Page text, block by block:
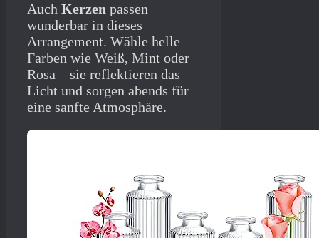
Auch Kerzen passen
wunderbar in dieses
Arrangement. Wähle helle
Farben wie Weiß, Mint oder
Rosa – sie reflektieren das
Licht und sorgen abends für
eine sanfte Atmosphäre.